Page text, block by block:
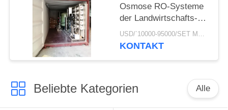
Osmose RO-Systeme
der Landwirtschafts-
50000GPD der
untertägigen wohlen
USD/`10000-95000/SET MOQ:1 SATZ
KONTAKT
Beliebte Kategorien Alle